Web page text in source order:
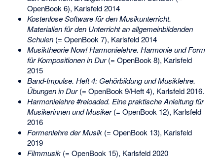
OpenBook 6), Karlsfeld 2014
Kostenlose Software für den Musikunterricht.
Materialien für den Unterricht an allgemeinbildenden
Schulen(= OpenBook 7), Karlsfeld 2014
Musiktheorie Now! Harmonielehre. Harmonie und Form
für Kompositionen in Dur(= OpenBook 8), Karlsfeld
2015
Band-Impulse. Heft 4: Gehörbildung und Musiklehre.
Übungen in Dur(= OpenBook 9/Heft 4), Karlsfeld 2016.
Harmonielehre #reloaded. Eine praktische Anleitung für
Musikerinnen und Musiker(= OpenBook 12), Karlsfeld
2016
Formenlehre der Musik(= OpenBook 13), Karlsfeld
2019
Filmmusik(= OpenBook 15), Karlsfeld 2020